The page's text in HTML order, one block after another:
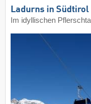
Ladurns in Südtirol
Im idyllischen